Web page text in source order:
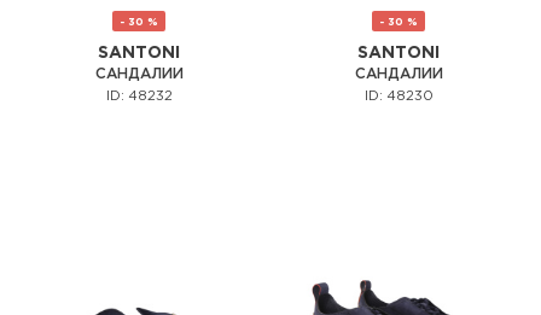
- 30 %
SANTONI
САНДАЛИИ
ID: 48232
- 30 %
SANTONI
САНДАЛИИ
ID: 48230